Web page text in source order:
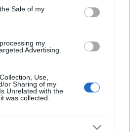
Sale of my
my
Advertising.
Use,
or Sharing of my
Unrelated with the
was collected.
mű 16. oldal)
hogy egy sokkal
kalkulálja az első aktív
élelmiszer-szükségletéhez
tagjáét (1-2. táblázat), és az
kiadásokat a szegények
körére jellemző egyéb
egy alacsonyabb fogyasztási